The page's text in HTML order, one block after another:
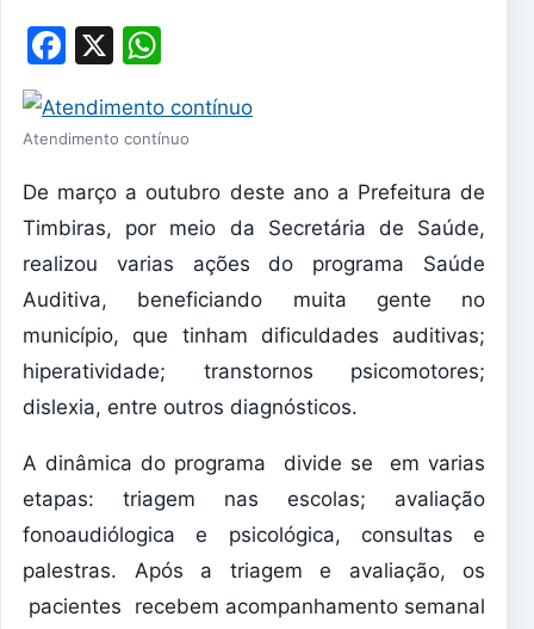
Facebook
X
Atendimento contínuo
De março a outubro deste ano a Prefeitura de
Timbiras, por meio da Secretária de Saúde,
realizou varias ações do programa Saúde
Auditiva, beneficiando muita gente no
município, que tinham dificuldades auditivas;
hiperatividade; transtornos psicomotores;
dislexia, entre outros diagnósticos.
A dinâmica do programa divide se em varias
etapas: triagem nas escolas; avaliação
fonoaudiólogica e psicológica, consultas e
palestras. Após a triagem e avaliação, os
pacientes recebem acompanhamento semanal